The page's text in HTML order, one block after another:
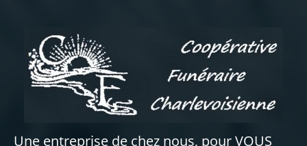
Une entreprise de chez nous, pour VOUS